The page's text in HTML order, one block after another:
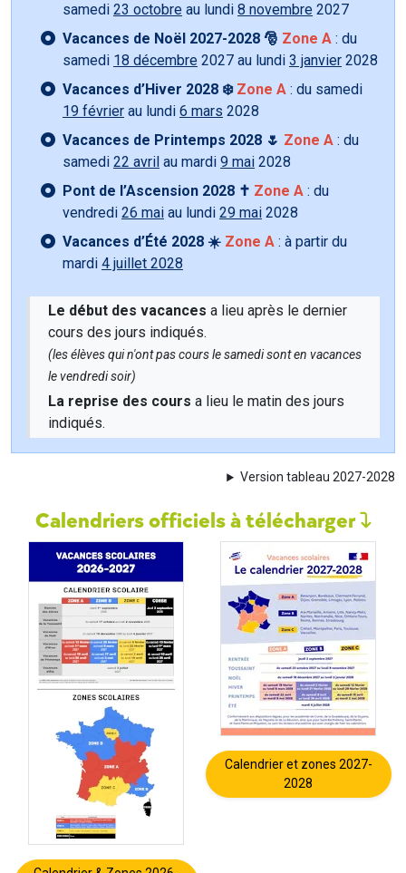
samedi 23 octobre au lundi 8 novembre 2027
Vacances de Noël 2027-2028 🎅 Zone A : du
samedi 18 décembre 2027 au lundi 3 janvier 2028
Vacances d’Hiver 2028 ❄️ Zone A : du samedi
19 février au lundi 6 mars 2028
Vacances de Printemps 2028 🌷 Zone A : du
samedi 22 avril au mardi 9 mai 2028
Pont de l’Ascension 2028 ✝️ Zone A : du
vendredi 26 mai au lundi 29 mai 2028
Vacances d’Été 2028 ☀️ Zone A : à partir du
mardi 4 juillet 2028
Le début des vacances a lieu après le dernier
cours des jours indiqués.
(les élèves qui n'ont pas cours le samedi sont en vacances
le vendredi soir)
La reprise des cours a lieu le matin des jours
indiqués.
Version tableau 2027-2028
Calendriers officiels à télécharger
Calendrier et zones 2027-
2028